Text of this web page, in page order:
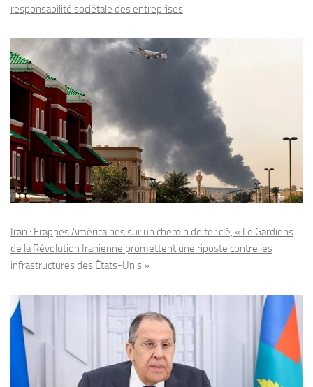
responsabilité sociétale des entreprises
Iran : Frappes Américaines sur un chemin de fer clé, « Le Gardiens
de la Révolution Iranienne promettent une riposte contre les
infrastructures des États-Unis »